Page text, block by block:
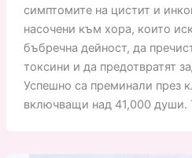
симптомите на цистит и
насочени към хора, които
бъбречна дейност, да
токсини и да предотвратят
Успешно са преминали през
включващи над 41,000 души.